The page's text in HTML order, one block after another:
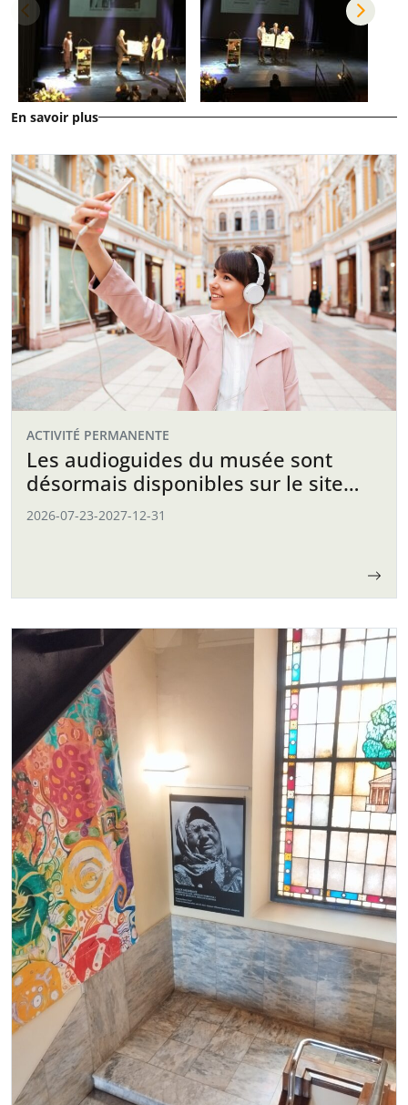
En savoir plus
ACTIVITÉ PERMANENTE
Les audioguides du musée sont
désormais disponibles sur le site
web
2026-07-23-2027-12-31